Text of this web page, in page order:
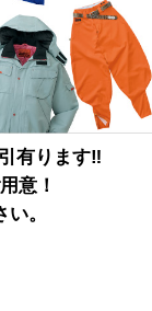
有ります‼
意！
。